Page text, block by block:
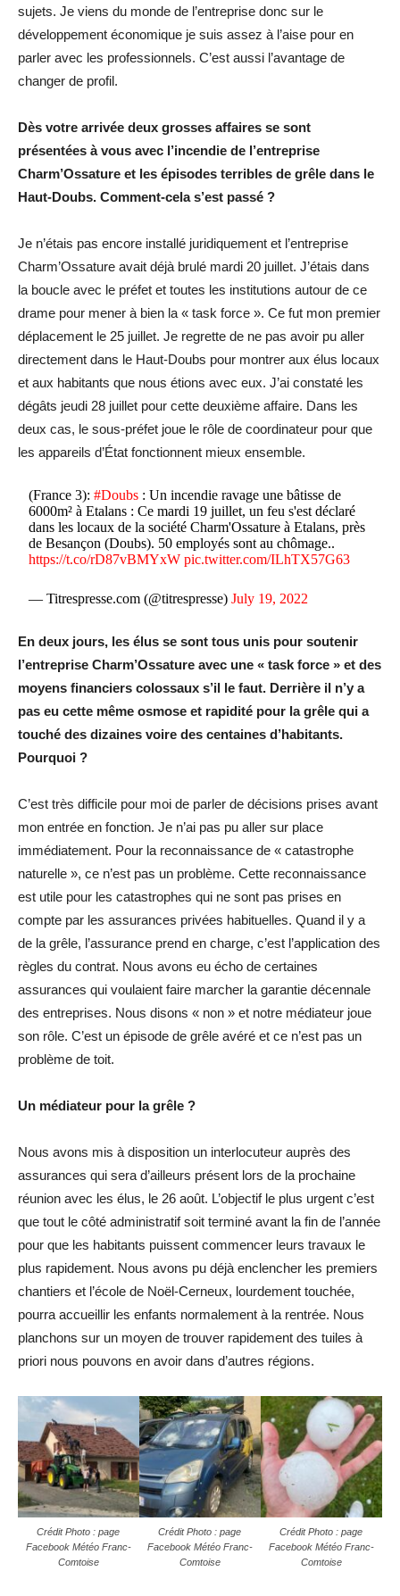
sujets. Je viens du monde de l’entreprise donc sur le
développement économique je suis assez à l’aise pour en
parler avec les professionnels. C’est aussi l’avantage de
changer de profil.
Dès votre arrivée deux grosses affaires se sont
présentées à vous avec l’incendie de l’entreprise
Charm’Ossature et les épisodes terribles de grêle dans le
Haut-Doubs. Comment-cela s’est passé ?
Je n’étais pas encore installé juridiquement et l’entreprise
Charm’Ossature avait déjà brulé mardi 20 juillet. J’étais dans
la boucle avec le préfet et toutes les institutions autour de ce
drame pour mener à bien la « task force ». Ce fut mon premier
déplacement le 25 juillet. Je regrette de ne pas avoir pu aller
directement dans le Haut-Doubs pour montrer aux élus locaux
et aux habitants que nous étions avec eux. J’ai constaté les
dégâts jeudi 28 juillet pour cette deuxième affaire. Dans les
deux cas, le sous-préfet joue le rôle de coordinateur pour que
les appareils d’État fonctionnent mieux ensemble.
(France 3):#Doubs : Un incendie ravage une bâtisse de
6000m² à Etalans : Ce mardi 19 juillet, un feu s'est déclaré
dans les locaux de la société Charm'Ossature à Etalans, près
de Besançon (Doubs). 50 employés sont au chômage..
https://t.co/rD87vBMYxW pic.twitter.com/ILhTX57G63
— Titrespresse.com (@titrespresse)July 19, 2022
En deux jours, les élus se sont tous unis pour soutenir
l’entreprise Charm’Ossature avec une « task force » et des
moyens financiers colossaux s’il le faut. Derrière il n’y a
pas eu cette même osmose et rapidité pour la grêle qui a
touché des dizaines voire des centaines d’habitants.
Pourquoi ?
C’est très difficile pour moi de parler de décisions prises avant
mon entrée en fonction. Je n’ai pas pu aller sur place
immédiatement. Pour la reconnaissance de « catastrophe
naturelle », ce n’est pas un problème. Cette reconnaissance
est utile pour les catastrophes qui ne sont pas prises en
compte par les assurances privées habituelles. Quand il y a
de la grêle, l’assurance prend en charge, c’est l’application des
règles du contrat. Nous avons eu écho de certaines
assurances qui voulaient faire marcher la garantie décennale
des entreprises. Nous disons « non » et notre médiateur joue
son rôle. C’est un épisode de grêle avéré et ce n’est pas un
problème de toit.
Un médiateur pour la grêle ?
Nous avons mis à disposition un interlocuteur auprès des
assurances qui sera d’ailleurs présent lors de la prochaine
réunion avec les élus, le 26 août. L’objectif le plus urgent c’est
que tout le côté administratif soit terminé avant la fin de l’année
pour que les habitants puissent commencer leurs travaux le
plus rapidement. Nous avons pu déjà enclencher les premiers
chantiers et l’école de Noël-Cerneux, lourdement touchée,
pourra accueillir les enfants normalement à la rentrée. Nous
planchons sur un moyen de trouver rapidement des tuiles à
priori nous pouvons en avoir dans d’autres régions.
Crédit Photo : page
Facebook Météo Franc-
Comtoise
Crédit Photo : page
Facebook Météo Franc-
Comtoise
Crédit Photo : page
Facebook Météo Franc-
Comtoise